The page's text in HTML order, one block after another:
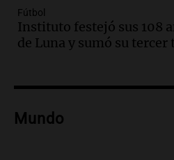
Audio.Borges,
"Tres hombres se lo
hacerle preguntas y
Episodios
metros del río Suquía
Fútbol
Instituto festejó sus 108
de Luna y sumó su
Mundo